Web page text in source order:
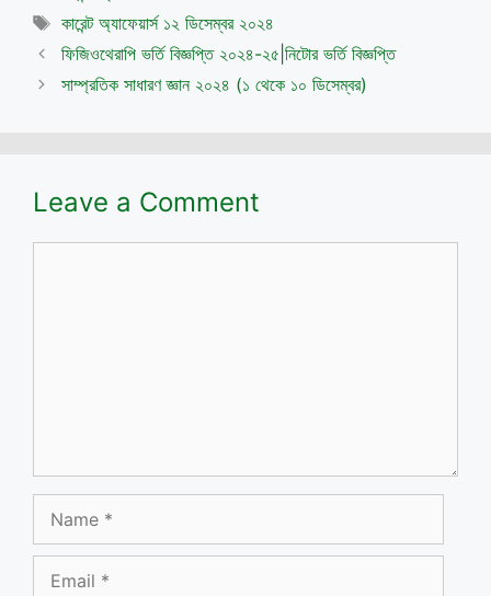
Tags
কারেন্ট অ্যাফেয়ার্স ১২ ডিসেম্বর ২০২৪
ফিজিওথেরাপি ভর্তি বিজ্ঞপ্তি ২০২৪-২৫|নিটোর ভর্তি বিজ্ঞপ্তি
সাম্প্রতিক সাধারণ জ্ঞান ২০২৪ (১ থেকে ১০ ডিসেম্বর)
Leave a Comment